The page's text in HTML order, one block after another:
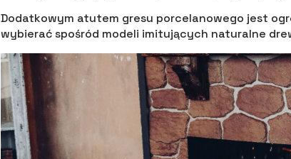
Dodatkowym atutem gresu porcelanowego jest
wybierać spośród modeli imitujących naturalne